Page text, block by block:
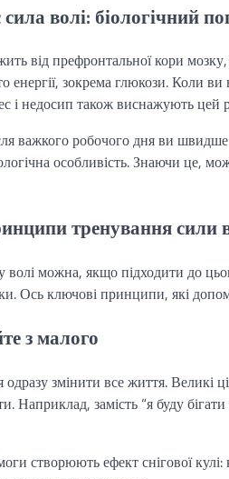
волі: біологічний
від префронтальної кори
енергії, зокрема глюкози. Коли
і недосип також виснажують цей
важкого робочого дня ви швидше
особливість. Знаючи це,
тренування сили
волі можна, якщо підходити до
Ось ключові принципи, які
з малого
змінити все життя. Великі
Наприклад, замість “я буду
створюють ефект снігової